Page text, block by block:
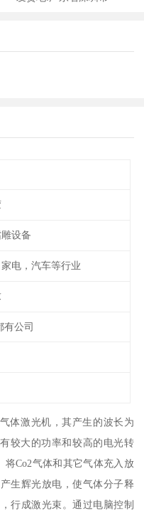
设备
电，汽车等行业
有公司
体激光机，其产生的波长为
较大的功率和较高的电光转
将Co2气体和其它气体充入放
生辉光放电，使气体分子释
行成激光束。通过电脑控制